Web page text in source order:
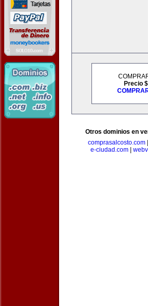
Precio $
Otros dominios en
comprasalcosto.com
e-ciudad.com|